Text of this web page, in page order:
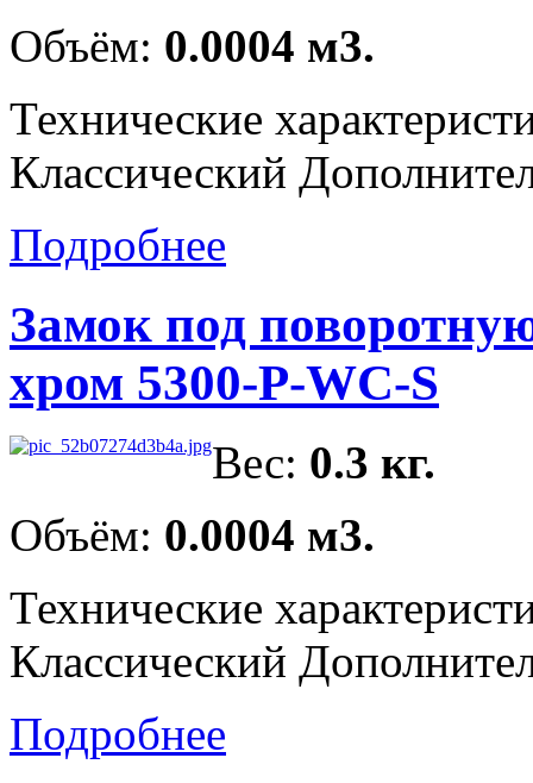
Объём: 0.0004 м3.
Технические
Классический
Подробнее
Замок под
хром 5300-P-WC-S
Вес: 0.3 кг.
Объём: 0.0004 м3.
Технические
Классический
Подробнее